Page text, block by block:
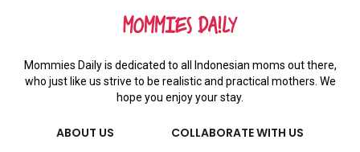
Mommies Daily is dedicated to all Indonesian moms out there,
who just like us strive to be realistic and practical mothers. We
hope you enjoy your stay.
ABOUT US COLLABORATE WITH US